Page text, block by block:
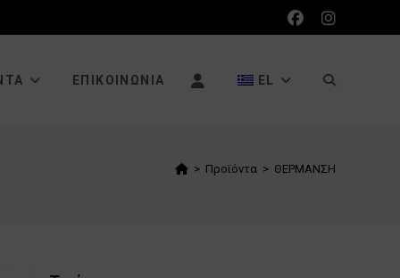
ΕΠΙΚΟΙΝΩΝΊΑ EL ΕΝΑΛΛΑΓΉ
> Προϊόντα > ΘΕΡΜΑΝΣΗ